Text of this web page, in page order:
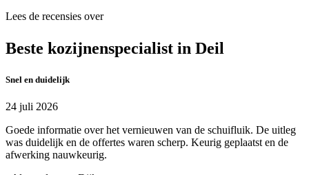
Lees de recensies over
Beste kozijnenspecialist in Deil
Snel en duidelijk
24 juli 2026
Goede informatie over het vernieuwen van de schuifluik. De uitleg
was duidelijk en de offertes waren scherp. Keurig geplaatst en de
afwerking nauwkeurig.